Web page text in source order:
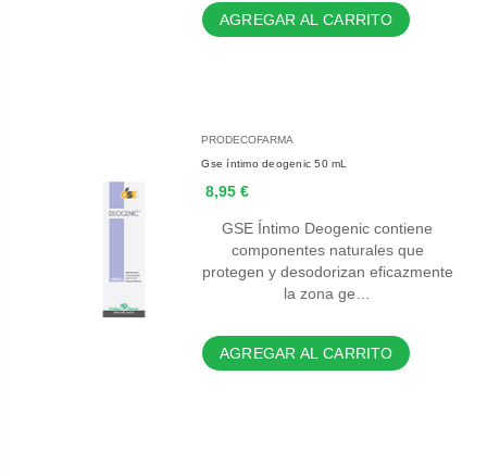
AGREGAR AL CARRITO
PRODECOFARMA
Gse íntimo deogenic 50 mL
8,95 €
GSE Íntimo Deogenic contiene
componentes naturales que
protegen y desodorizan eficazmente
la zona ge…
AGREGAR AL CARRITO